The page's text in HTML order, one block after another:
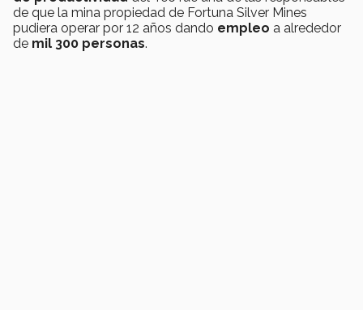
de que la mina propiedad de Fortuna Silver Mines
pudiera operar por 12 años dando empleo a alrededor
de mil 300 personas.